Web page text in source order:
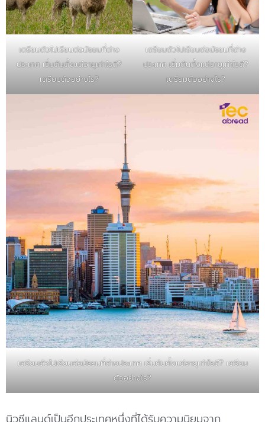
เตรียมตัวไปเรียนต่อมัธยมที่ต่าง
ประเทศ เริ่มต้นตั้งแต่อายุเท่าไรดี?
เตรียมตัวอย่างไร?
เตรียมตัวไปเรียนต่อมัธยมที่ต่าง
ประเทศ เริ่มต้นตั้งแต่อายุเท่าไรดี?
เตรียมตัวอย่างไร?
เตรียมตัวไปเรียนต่อมัธยมที่ต่างประเทศ เริ่มต้นตั้งแต่อายุเท่าไรดี? เตรียม
ตัวอย่างไร?